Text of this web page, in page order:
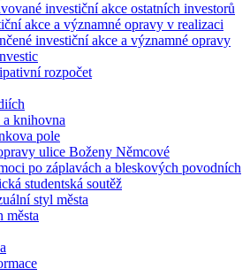
investiční akce ostatních investorů
akce a významné opravy v realizaci
investiční akce a významné opravy
rozpočet
knihovna
pole
ulice Boženy Němcové
po záplavách a bleskových povodních
studentská soutěž
styl města
města